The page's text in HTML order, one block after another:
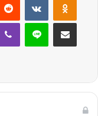
Viber Line E-Posta ile